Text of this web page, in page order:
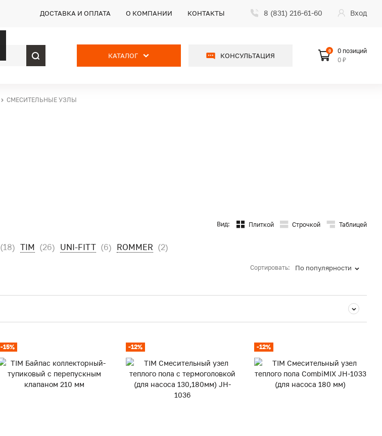
ДОСТАВКА И ОПЛАТА О КОМПАНИИ КОНТАКТЫ 8 (831) 216-61-60 Вход
КАТАЛОГ КОНСУЛЬТАЦИЯ
0
0 позиций
0 ₽
СМЕСИТЕЛЬНЫЕ УЗЛЫ
Вид: Плиткой Строчкой Таблицей
(18) TIM (26) UNI-FITT (6) ROMMER (2)
Сортировать: По популярности
-15% -12% -12%